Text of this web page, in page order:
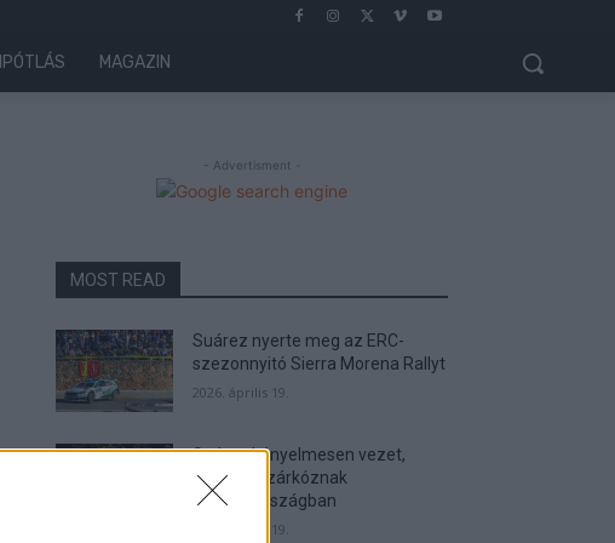
MAGAZIN
- Advertisment -
MOST READ
Suárez nyerte meg az ERC-
szezonnyitó Sierra Morena Rallyt
2026. április 19.
Suárez kényelmesen vezet,
Németék zárkóznak
Spanyolországban
2026. április 19.